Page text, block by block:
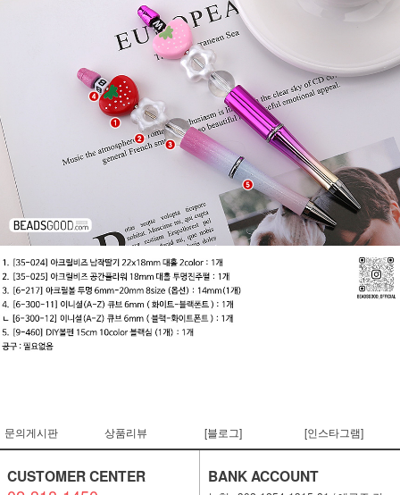
문의게시판 상품리뷰 [블로그] [인스타그램]
CUSTOMER CENTER BANK ACCOUNT